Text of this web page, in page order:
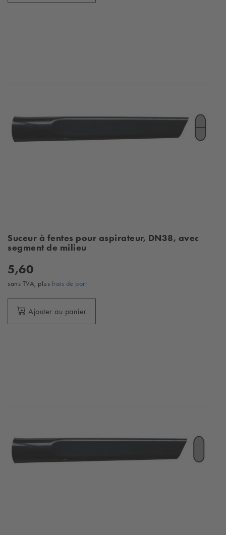
Suceur à fentes pour aspirateur, DN38, avec
segment de milieu
5,60
sans TVA, plus frais de port
Ajouter au panier